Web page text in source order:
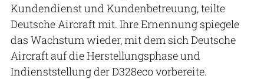
Kundendienst und Kundenbetreuung, teilte
Deutsche Aircraft mit. Ihre Ernennung spiegele
das Wachstum wieder, mit dem sich Deutsche
Aircraft auf die Herstellungsphase und
Indienststellung der D328eco vorbereite.